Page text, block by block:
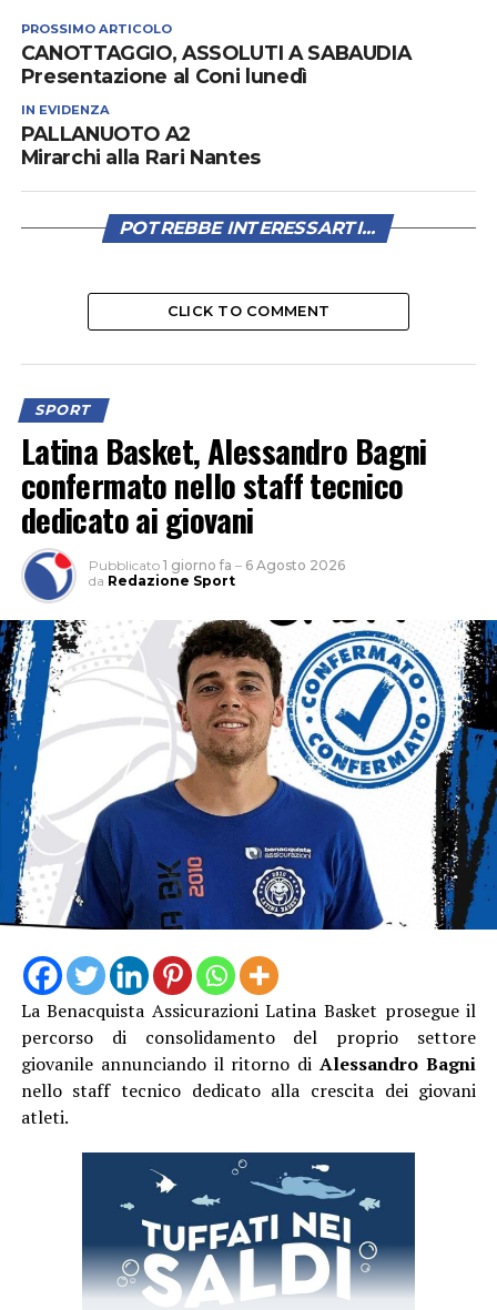
PROSSIMO ARTICOLO
CANOTTAGGIO, ASSOLUTI A SABAUDIA
Presentazione al Coni lunedì
IN EVIDENZA
PALLANUOTO A2
Mirarchi alla Rari Nantes
POTREBBE INTERESSARTI...
CLICK TO COMMENT
SPORT
Latina Basket, Alessandro Bagni
confermato nello staff tecnico
dedicato ai giovani
Pubblicato 1 giorno fa – 6 Agosto 2026
da Redazione Sport
La Benacquista Assicurazioni Latina Basket prosegue il
percorso di consolidamento del proprio settore
giovanile annunciando il ritorno diAlessandro Bagni
nello staff tecnico dedicato alla crescita dei giovani
atleti.